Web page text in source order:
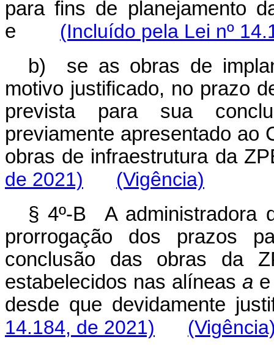
para fins de planejamento
e
(Incluído pela Lei nº
b) se as obras de
motivo justificado, no prazo
prevista para sua
previamente apresentado ao
obras de infraestrutura da
de 2021)
(Vigência)
§ 4º-B A administradora
prorrogação dos prazos
conclusão das obras da
estabelecidos nas alíneas a
desde que devidamente
14.184, de 2021)